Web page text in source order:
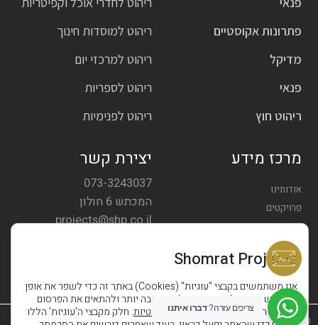
פתרונות אקוסטיים
מדיקל
פנאי
ריהוט חוץ
ריהוט למוסדות חינוך
ריהוט למרכזי יום
ריהוט לספריות
ריהוט לפנימיות
מרכז מידע
אודותינו
פרויקטים
צרו קשר
יצירת קשר
073-3243037
המכתש 6 חולון
projects@shp.co.il
הצהרת נגישות
Shomrat Projects
אנו משתמשים בקבצי "עוגיות" (Cookies) באתר זה כדי לשפר את אופן
השימוש באתר, לספק חווית גלישה טובה יותר ולהתאים את הפרסום
במדיות השונות בהתאםלמדיניות הפרטיות. חלק מקבצי ה'עוגיות' הללו
צריכים עזרה?דברו איתנו